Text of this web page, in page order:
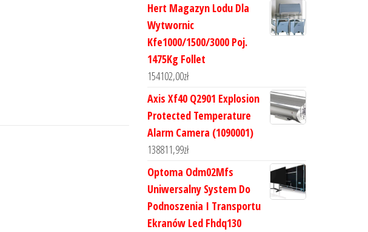
Hert Magazyn Lodu Dla
Wytwornic
Kfe1000/1500/3000 Poj.
1475Kg Follet
154102,00zł
Axis Xf40 Q2901 Explosion
Protected Temperature
Alarm Camera (1090001)
138811,99zł
Optoma Odm02Mfs
Uniwersalny System Do
Podnoszenia I Transportu
Ekranów Led Fhdq130